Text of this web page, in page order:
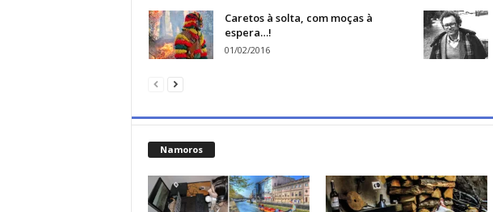
Caretos à solta, com moças à
espera…!
01/02/2016
Namoros